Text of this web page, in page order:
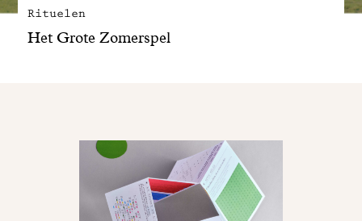
Rituelen
Het Grote Zomerspel